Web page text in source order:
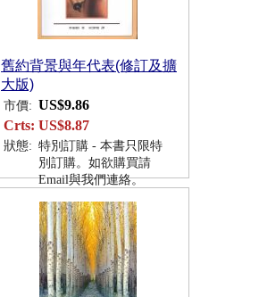
舊約背景與年代表(修訂及擴
大版)
市價: US$9.86
Crts: US$8.87
狀態: 特別訂購 - 本書只限特
別訂購。如欲購買請
Email與我們連絡。